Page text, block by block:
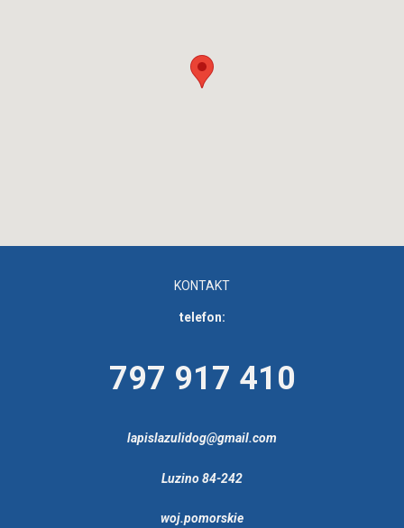
KONTAKT
telefon:
797 917 410
lapislazulidog@gmail.com
Luzino 84-242
woj.pomorskie